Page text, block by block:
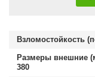
Взломостойкость
Размеры внешние
380